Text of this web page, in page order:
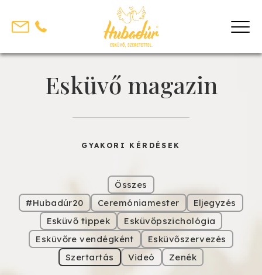
content
Esküvő magazin
GYAKORI KÉRDÉSEK
Összes
#Hubadúr20
Ceremóniamester
Eljegyzés
Esküvő tippek
Esküvőpszichológia
Esküvőre vendégként
Esküvőszervezés
Szertartás
Videó Zenék